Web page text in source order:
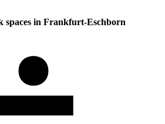
spaces in Frankfurt-Eschborn